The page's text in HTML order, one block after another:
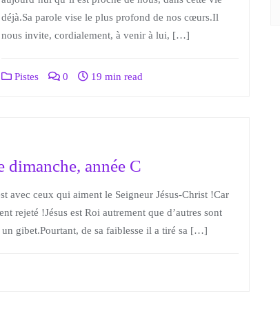
déjà.Sa parole vise le plus profond de nos cœurs.Il
nous invite, cordialement, à venir à lui, […]
Pistes 0 19 min read
dimanche, année C
avec ceux qui aiment le Seigneur Jésus-Christ !Car
rejeté !Jésus est Roi autrement que d’autres sont
gibet.Pourtant, de sa faiblesse il a tiré sa […]